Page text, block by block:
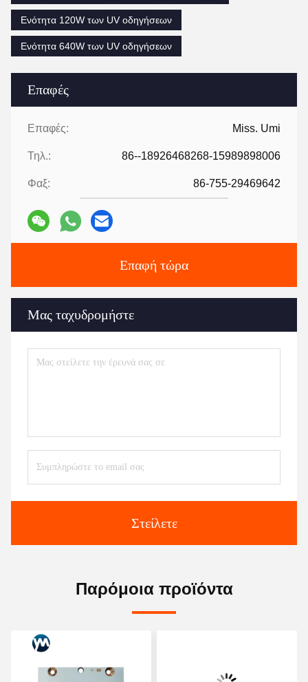
Επαφές
Επαφές: Miss. Umi
Τηλ.: 86--18926468268-15989898006
Φαξ: 86-755-29469642
Επαφή τώρα
Μας ταχυδρομήστε
Στείλετε
Ενότητα 120W των UV οδηγήσεων
Ενότητα 640W των UV οδηγήσεων
Παρόμοια προϊόντα